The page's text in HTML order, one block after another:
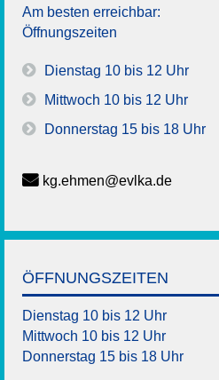
Am besten erreichbar:
Öffnungszeiten
Dienstag 10 bis 12 Uhr
Mittwoch 10 bis 12 Uhr
Donnerstag 15 bis 18 Uhr
kg.ehmen@evlka.de
ÖFFNUNGSZEITEN
Dienstag 10 bis 12 Uhr
Mittwoch 10 bis 12 Uhr
Donnerstag 15 bis 18 Uhr